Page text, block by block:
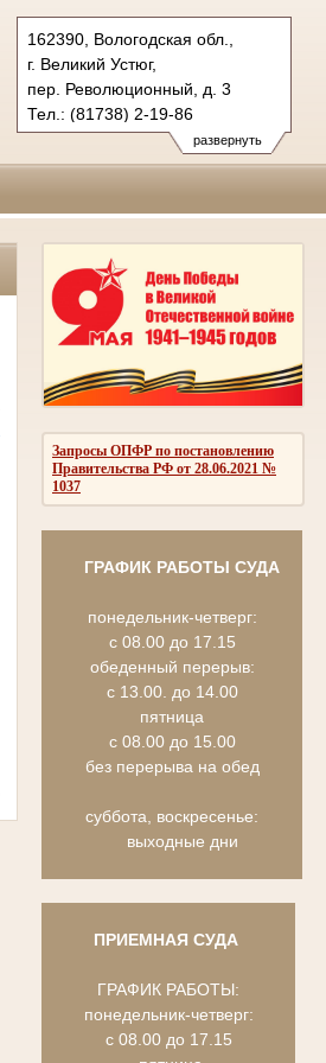
развернуть
162390, Вологодская обл.,
г. Великий Устюг,
пер. Революционный, д. 3
Тел.: (81738) 2-19-86
velikoustugsky.vld@sudrf.ru
Запросы ОПФР по постановлению
Правительства РФ от 28.06.2021 №
1037
ГРАФИК РАБОТЫ СУДА
понедельник-четверг:
с 08.00 до 17.15
обеденный перерыв:
с 13.00. до 14.00
пятница
с 08.00 до 15.00
без перерыва на обед
суббота, воскресенье:
выходные дни
ПРИЕМНАЯ СУДА
ГРАФИК РАБОТЫ:
понедельник-четверг:
с 08.00 до 17.15